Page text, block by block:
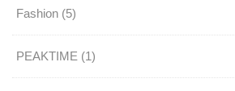
Fashion (5)
PEAKTIME (1)